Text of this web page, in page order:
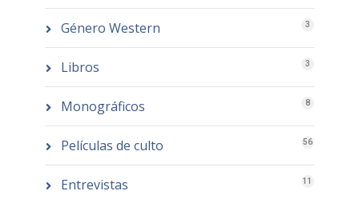
Género Western 3
Libros 3
Monográficos 8
Películas de culto 56
Entrevistas 11